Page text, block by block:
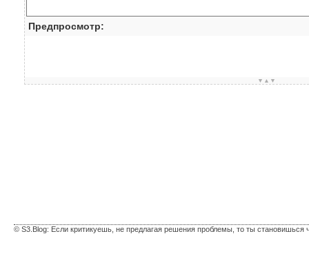
Предпросмотр:
▼▲▼
© S3.Blog: Если критикуешь, не предлагая решения проблемы, то ты становишься